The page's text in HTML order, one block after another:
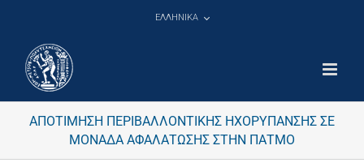
ΕΛΛΗΝΙΚΑ
ΑΠΟΤΙΜΗΣΗ ΠΕΡΙΒΑΛΛΟΝΤΙΚΗΣ ΗΧΟΡΥΠΑΝΣΗΣ ΣΕ
ΜΟΝΑΔΑ ΑΦΑΛΑΤΩΣΗΣ ΣΤΗΝ ΠΑΤΜΟ